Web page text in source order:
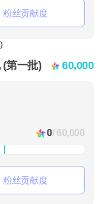
粉丝贡献度
第一批) 60,000
0/ 60,000
粉丝贡献度